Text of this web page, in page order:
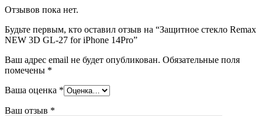
Отзывов пока нет.
Будьте первым, кто оставил отзыв на “Защитное стекло Remax
NEW 3D GL-27 for iPhone 14Pro”
Ваш адрес email не будет опубликован. Обязательные поля
помечены *
Ваша оценка *
Ваш отзыв *